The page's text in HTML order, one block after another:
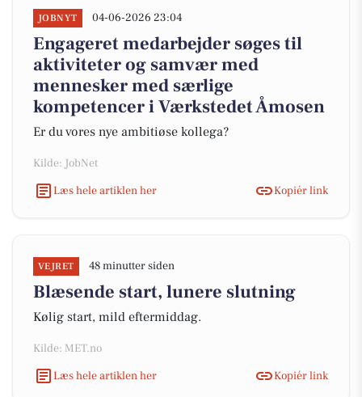
JOBNYT 04-06-2026 23:04
Engageret medarbejder søges til
aktiviteter og samvær med
mennesker med særlige
kompetencer i Værkstedet Åmosen
Er du vores nye ambitiøse kollega?
Kilde: JobNet
Læs hele artiklen her
Kopiér link
VEJRET 48 minutter siden
Blæsende start, lunere slutning
Kølig start, mild eftermiddag.
Kilde: MET.no
Læs hele artiklen her
Kopiér link